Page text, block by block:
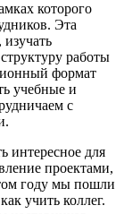
которого
Эта
работы
формат
учебные и
с
интересное для
проектами,
году мы пошли
учить коллег.